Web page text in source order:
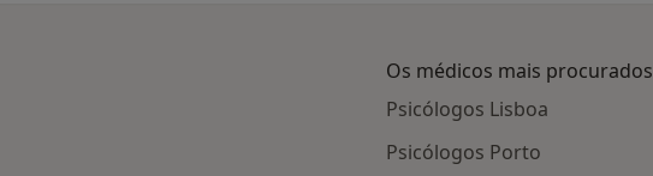
Os médicos mais procurados
Psicólogos Lisboa
Psicólogos Porto